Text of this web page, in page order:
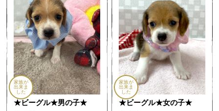
家族が
出来ま
した
★ビーグル★男の子★
家族が
出来ま
した
★ビーグル★女の子★